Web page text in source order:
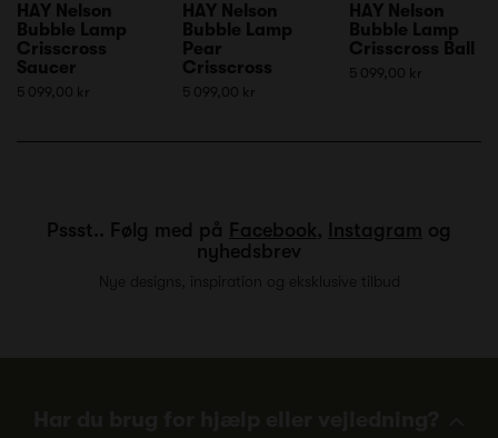
HAY Nelson
Bubble Lamp
Crisscross
Saucer
5 099,00 kr
HAY Nelson
Bubble Lamp
Pear
Crisscross
5 099,00 kr
HAY Nelson
Bubble Lamp
Crisscross Ball
5 099,00 kr
Pssst.. Følg med på Facebook, Instagram og
nyhedsbrev
Nye designs, inspiration og eksklusive tilbud